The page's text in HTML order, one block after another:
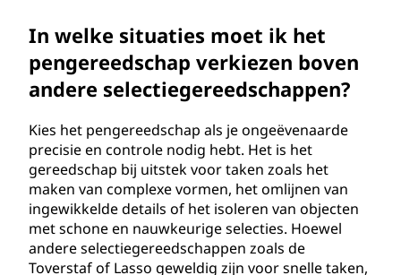
In welke situaties moet ik het
pengereedschap verkiezen boven
andere selectiegereedschappen?
Kies het pengereedschap als je ongeëvenaarde
precisie en controle nodig hebt. Het is het
gereedschap bij uitstek voor taken zoals het
maken van complexe vormen, het omlijnen van
ingewikkelde details of het isoleren van objecten
met schone en nauwkeurige selecties. Hoewel
andere selectiegereedschappen zoals de
Toverstaf of Lasso geweldig zijn voor snelle taken,